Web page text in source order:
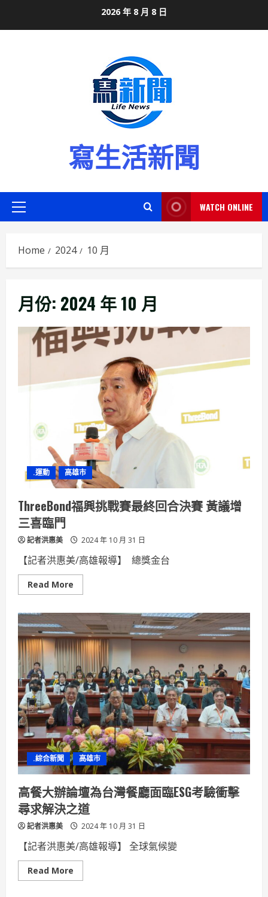
2026 年 8 月 8 日
寫生活新聞
Primary
WATCH ONLINE
Home 2024 10 月
月份: 2024 年 10 月
.運動 高雄市
ThreeBond福興挑戰賽最終回合決賽 黃議增
三喜臨門
記者洪惠美 2024 年 10 月 31 日
【記者洪惠美/高雄報導】 總獎金台
Read More
more
福
挑
戰
賽
最
終
回
合
決
賽
黃
議
增
三
喜
臨
門
.綜合新聞 高雄市
高餐大辦論壇為台灣餐廳面臨ESG考驗衝擊
尋求解決之道
記者洪惠美 2024 年 10 月 31 日
【記者洪惠美/高雄報導】 全球氣候變
Read More
more